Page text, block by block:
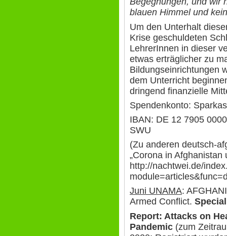
blauen Himmel und
Um den Unterhalt
Krise geschuldeten
LehrerInnen in dieser
etwas erträglicher zu
Bildungseinrichtungen
dem Unterricht
dringend finanzielle
Spendenkonto:
IBAN: DE 12 7905
SWU
(Zu anderen deutsch-
„Corona in Afghanistan
http://nachtwei.de/
Juni UNAMA:
Armed Conflict. Special
Report: Attacks on
Pandemic (zum